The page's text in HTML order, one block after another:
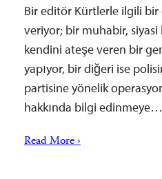
Bir editör Kürtlerle ilgili
veriyor; bir muhabir,
kendini ateşe veren bir
yapıyor, bir diğeri ise
partisine yönelik
hakkında bilgi edinmeye…
Read More ›